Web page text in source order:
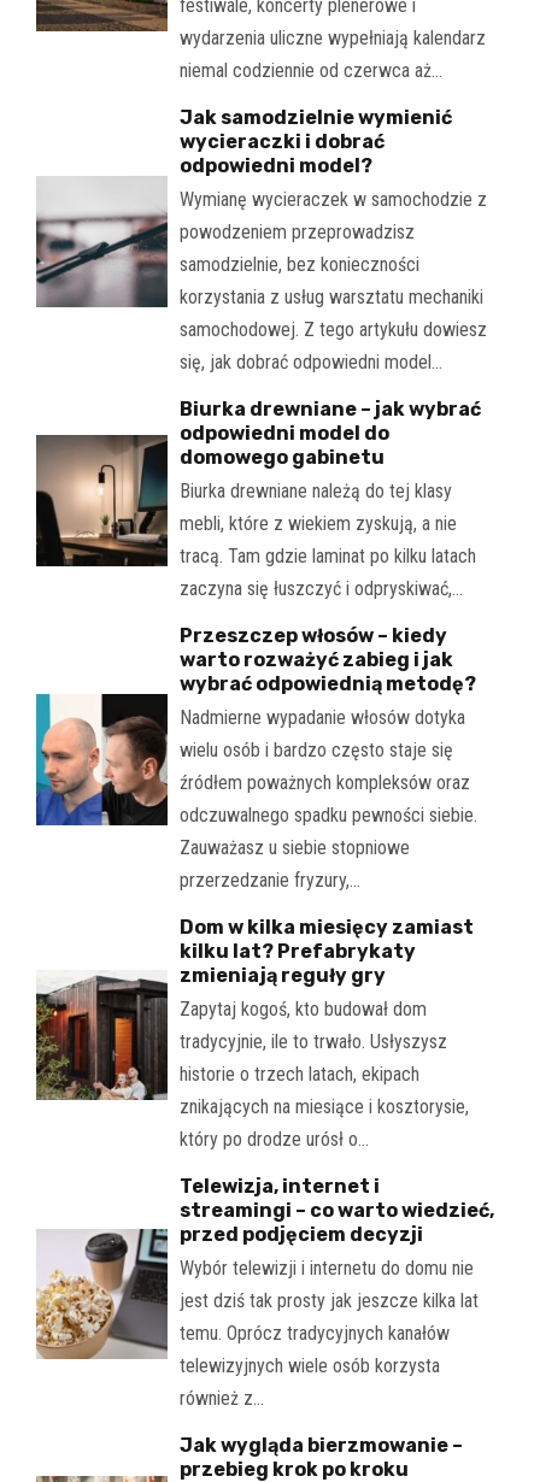
festiwale, koncerty plenerowe i
wydarzenia uliczne wypełniają kalendarz
niemal codziennie od czerwca aż…
Jak samodzielnie wymienić
wycieraczki i dobrać
odpowiedni model?
Wymianę wycieraczek w samochodzie z
powodzeniem przeprowadzisz
samodzielnie, bez konieczności
korzystania z usług warsztatu mechaniki
samochodowej. Z tego artykułu dowiesz
się, jak dobrać odpowiedni model…
Biurka drewniane – jak wybrać
odpowiedni model do
domowego gabinetu
Biurka drewniane należą do tej klasy
mebli, które z wiekiem zyskują, a nie
tracą. Tam gdzie laminat po kilku latach
zaczyna się łuszczyć i odpryskiwać,…
Przeszczep włosów – kiedy
warto rozważyć zabieg i jak
wybrać odpowiednią metodę?
Nadmierne wypadanie włosów dotyka
wielu osób i bardzo często staje się
źródłem poważnych kompleksów oraz
odczuwalnego spadku pewności siebie.
Zauważasz u siebie stopniowe
przerzedzanie fryzury,…
Dom w kilka miesięcy zamiast
kilku lat? Prefabrykaty
zmieniają reguły gry
Zapytaj kogoś, kto budował dom
tradycyjnie, ile to trwało. Usłyszysz
historie o trzech latach, ekipach
znikających na miesiące i kosztorysie,
który po drodze urósł o…
Telewizja, internet i
streamingi – co warto wiedzieć,
przed podjęciem decyzji
Wybór telewizji i internetu do domu nie
jest dziś tak prosty jak jeszcze kilka lat
temu. Oprócz tradycyjnych kanałów
telewizyjnych wiele osób korzysta
również z…
Jak wygląda bierzmowanie –
przebieg krok po kroku